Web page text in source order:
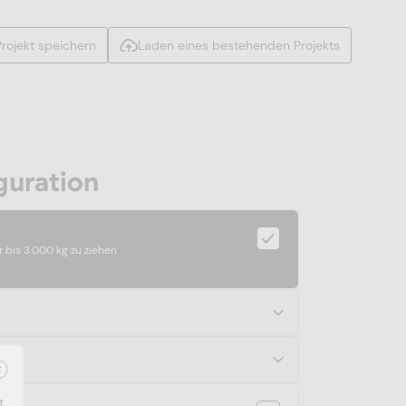
speichern Laden eines bestehenden Projekts
3.000 kg zu ziehen